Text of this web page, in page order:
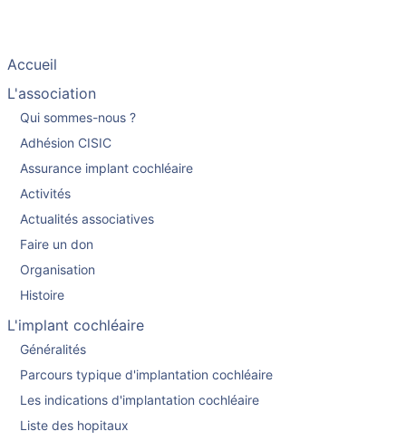
Accueil
L'association
Qui sommes-nous ?
Adhésion CISIC
Assurance implant cochléaire
Activités
Actualités associatives
Faire un don
Organisation
Histoire
L'implant cochléaire
Généralités
Parcours typique d'implantation cochléaire
Les indications d'implantation cochléaire
Liste des hopitaux